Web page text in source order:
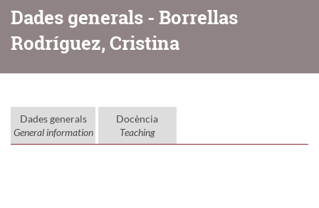
Dades generals - Borrellas
Rodríguez, Cristina
Dades generals
General information
Docència
Teaching